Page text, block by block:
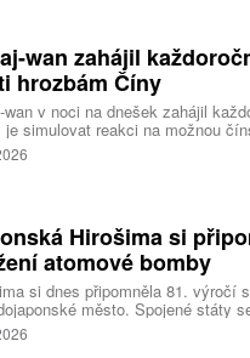
wan zahájil
hrozbám Číny
wan v noci na dnešek zahájil
simulovat reakci na možnou
pokládá za součást svého
konat na různých místech po
Hirošima si
atomové bomby
si dnes připomněla 81. výročí
město. Spojené státy
ke kapitulaci na konci druhé
Macui při této příležitosti